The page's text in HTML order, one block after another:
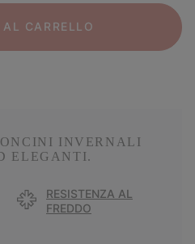
CARRELLO
INVERNALI
ELEGANTI.
RESISTENZA AL
FREDDO